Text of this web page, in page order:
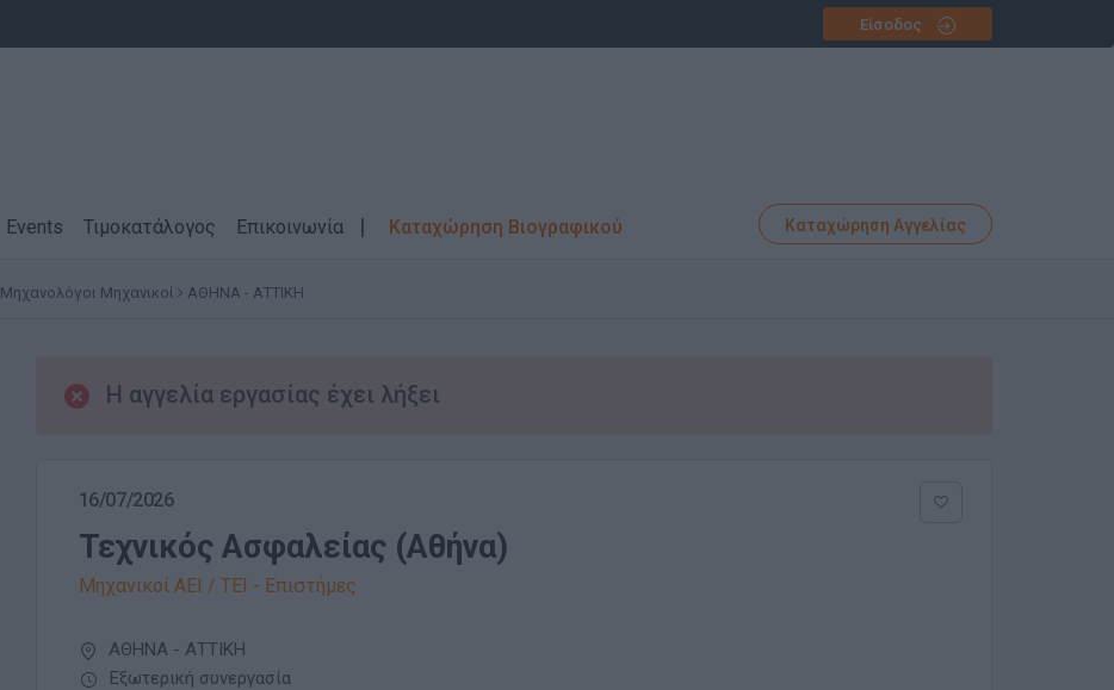
Είσοδος
Events Τιμοκατάλογος Επικοινωνία Καταχώρηση Βιογραφικού Καταχώρηση Αγγελίας
Μηχανολόγοι Μηχανικοί ΑΘΗΝΑ - ΑΤΤΙΚΗ
Η αγγελία εργασίας έχει λήξει
16/07/2026
Τεχνικός Ασφαλείας (Αθήνα)
Μηχανικοί ΑΕΙ / ΤΕΙ - Επιστήμες
ΑΘΗΝΑ - ΑΤΤΙΚΗ
Εξωτερική συνεργασία